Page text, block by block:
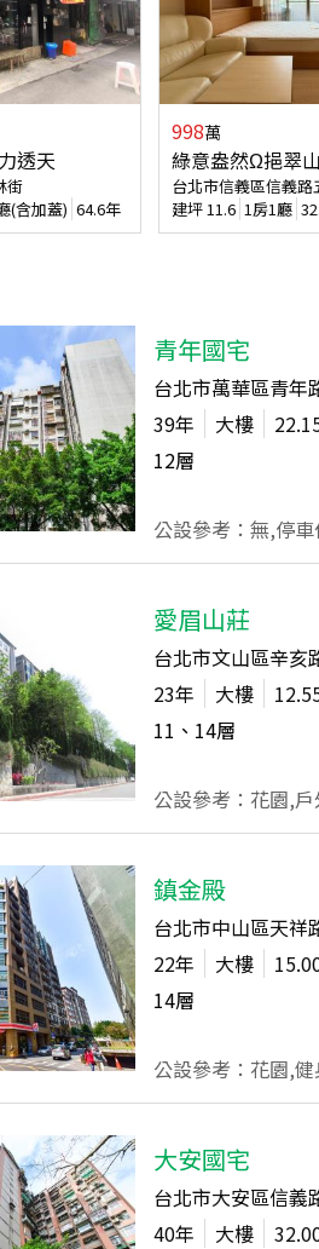
透天
街
(含加蓋) 64.6年
998萬
綠意盎然Ω挹翠
台北市信義區信義路
建坪11.6 1房1廳
青年國宅
台北市萬華區青年
39年 大樓
12層
公設參考：無,停
愛眉山莊
台北市文山區辛亥
23年 大樓
11、14層
鎮金殿
台北市中山區天祥
22年 大樓
14層
公設參考：花園,
大安國宅
台北市大安區信義
40年 大樓